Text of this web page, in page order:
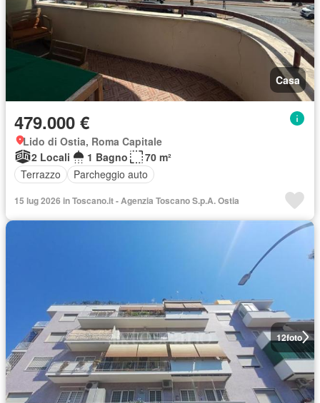
Casa
479.000 €
Lido di Ostia, Roma Capitale
2 Locali
1 Bagno
70 m²
Terrazzo
Parcheggio auto
15 lug 2026 in Toscano.it - Agenzia Toscano S.p.A. Ostia
12foto